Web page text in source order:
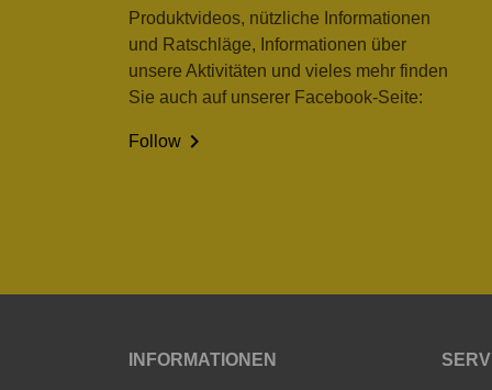
Produktvideos, nützliche Informationen
und Ratschläge, Informationen über
unsere Aktivitäten und vieles mehr finden
Sie auch auf unserer Facebook-Seite:
Follow 
INFORMATIONEN